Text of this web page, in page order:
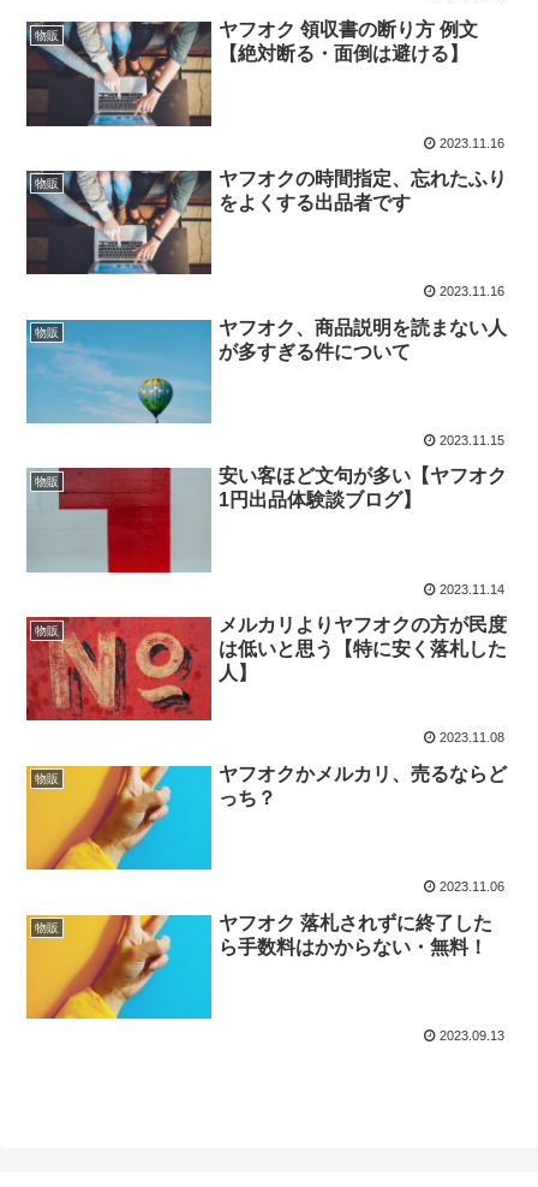
物販
ヤフオク 領収書の断り方 例文
【絶対断る・面倒は避ける】
2023.11.16
物販
ヤフオクの時間指定、忘れたふり
をよくする出品者です
2023.11.16
物販
ヤフオク、商品説明を読まない人
が多すぎる件について
2023.11.15
物販
安い客ほど文句が多い【ヤフオク
1円出品体験談ブログ】
2023.11.14
物販
メルカリよりヤフオクの方が民度
は低いと思う【特に安く落札した
人】
2023.11.08
物販
ヤフオクかメルカリ、売るならど
っち？
2023.11.06
物販
ヤフオク 落札されずに終了した
ら手数料はかからない・無料！
2023.09.13